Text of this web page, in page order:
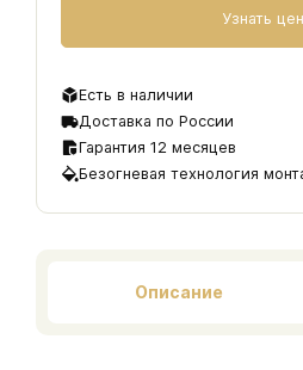
Узнать
Есть в наличии
Доставка по России
Гарантия 12 месяцев
Безогневая технология
Описание